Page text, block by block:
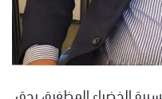
الخضراء المظفرة، يحق